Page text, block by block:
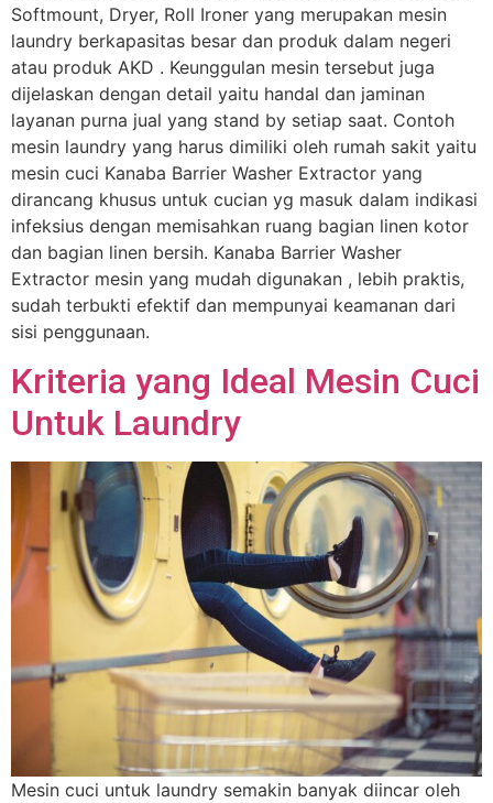
Softmount, Dryer, Roll Ironer yang merupakan mesin
laundry berkapasitas besar dan produk dalam negeri
atau produk AKD . Keunggulan mesin tersebut juga
dijelaskan dengan detail yaitu handal dan jaminan
layanan purna jual yang stand by setiap saat. Contoh
mesin laundry yang harus dimiliki oleh rumah sakit yaitu
mesin cuci Kanaba Barrier Washer Extractor yang
dirancang khusus untuk cucian yg masuk dalam indikasi
infeksius dengan memisahkan ruang bagian linen kotor
dan bagian linen bersih. Kanaba Barrier Washer
Extractor mesin yang mudah digunakan , lebih praktis,
sudah terbukti efektif dan mempunyai keamanan dari
sisi penggunaan.
Kriteria yang Ideal Mesin Cuci
Untuk Laundry
Mesin cuci untuk laundry semakin banyak diincar oleh